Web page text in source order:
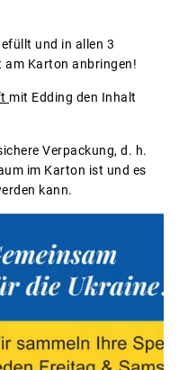
und in allen 3
am Karton anbringen!
mit Edding den Inhalt
Verpackung, d. h.
im Karton ist und es
kann.